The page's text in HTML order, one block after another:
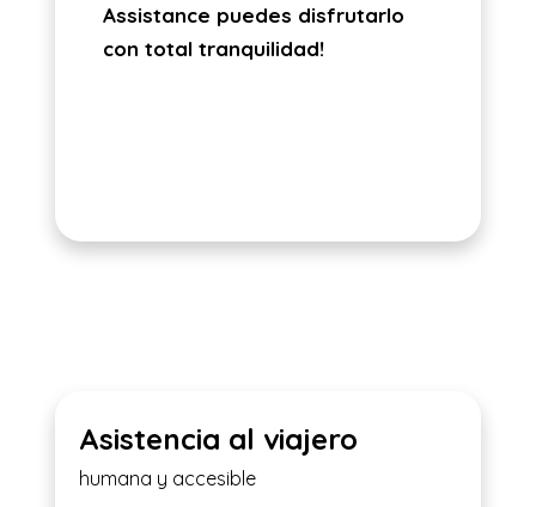
Assistance puedes disfrutarlo
con total tranquilidad!
Asistencia al viajero
humana y accesible